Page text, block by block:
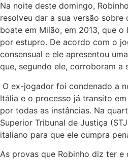
Na noite deste domingo,
resolveu dar a sua versão sobre
boate em Milão, em 2013, que o
por estupro. De acordo com o
consensual e ele apresentou
que, segundo ele, corroboram a
O ex-jogador foi condenado a
Itália e o processo já transito
por todas as instâncias. Na
Superior Tribunal de Justiça
italiano para que ele cumpra
As provas que Robinho diz ter